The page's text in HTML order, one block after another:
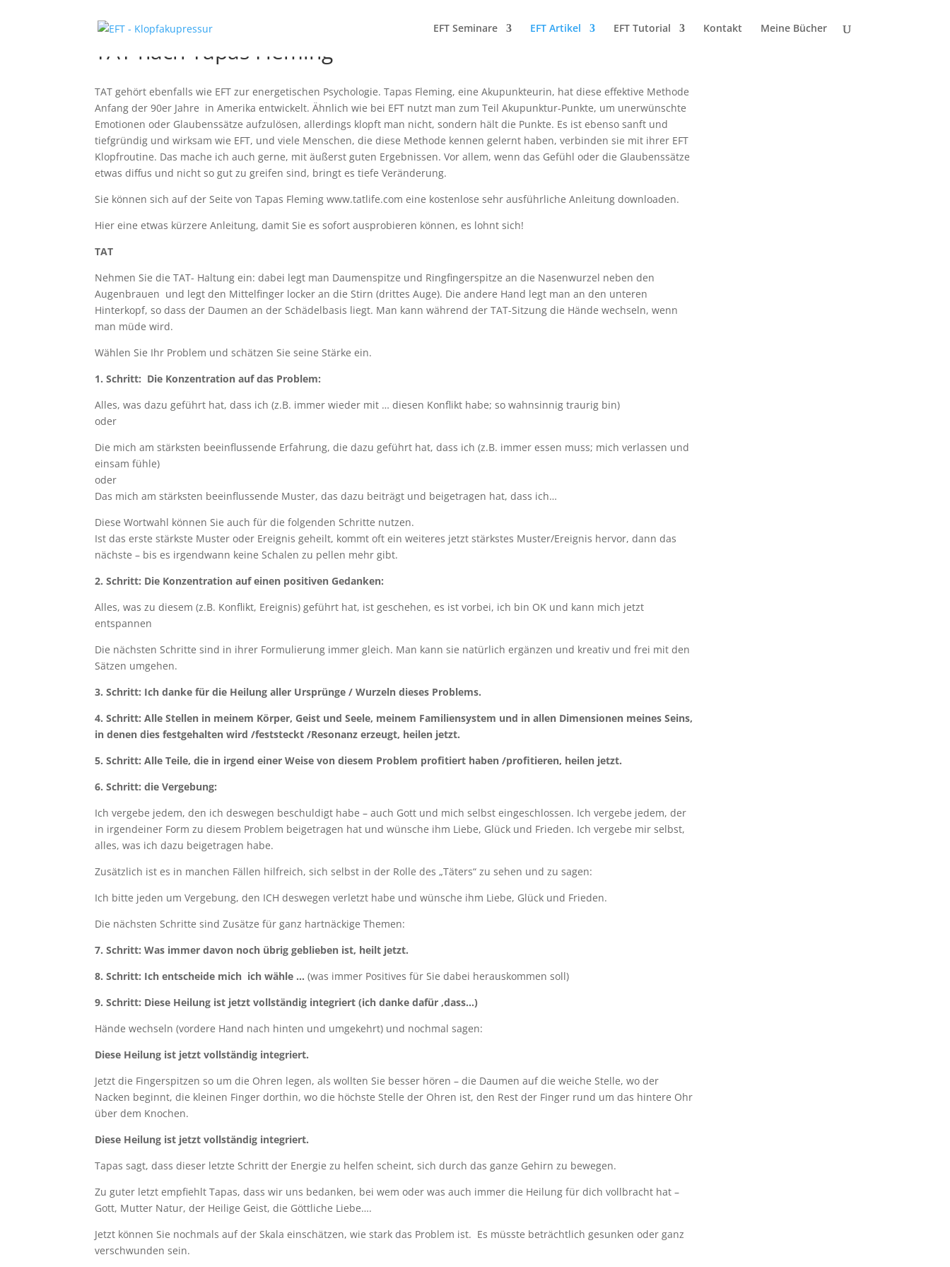
EFT Seminare EFT Artikel EFT Tutorial Kontakt Meine Bücher
TAT nach Tapas Fleming
TAT gehört ebenfalls wie EFT zur energetischen Psychologie. Tapas Fleming, eine Akupunkteurin, hat diese effektive Methode
Anfang der 90er Jahre in Amerika entwickelt. Ähnlich wie bei EFT nutzt man zum Teil Akupunktur-Punkte, um unerwünschte
Emotionen oder Glaubenssätze aufzulösen, allerdings klopft man nicht, sondern hält die Punkte. Es ist ebenso sanft und
tiefgründig und wirksam wie EFT, und viele Menschen, die diese Methode kennen gelernt haben, verbinden sie mit ihrer EFT
Klopfroutine. Das mache ich auch gerne, mit äußerst guten Ergebnissen. Vor allem, wenn das Gefühl oder die Glaubenssätze
etwas diffus und nicht so gut zu greifen sind, bringt es tiefe Veränderung.
Sie können sich auf der Seite von Tapas Fleming www.tatlife.com eine kostenlose sehr ausführliche Anleitung downloaden.
Hier eine etwas kürzere Anleitung, damit Sie es sofort ausprobieren können, es lohnt sich!
TAT
Nehmen Sie die TAT- Haltung ein: dabei legt man Daumenspitze und Ringfingerspitze an die Nasenwurzel neben den
Augenbrauen und legt den Mittelfinger locker an die Stirn (drittes Auge). Die andere Hand legt man an den unteren
Hinterkopf, so dass der Daumen an der Schädelbasis liegt. Man kann während der TAT-Sitzung die Hände wechseln, wenn
man müde wird.
Wählen Sie Ihr Problem und schätzen Sie seine Stärke ein.
1. Schritt: Die Konzentration auf das Problem:
Alles, was dazu geführt hat, dass ich (z.B. immer wieder mit … diesen Konflikt habe; so wahnsinnig traurig bin)
oder
Die mich am stärksten beeinflussende Erfahrung, die dazu geführt hat, dass ich (z.B. immer essen muss; mich verlassen und
einsam fühle)
oder
Das mich am stärksten beeinflussende Muster, das dazu beiträgt und beigetragen hat, dass ich…
Diese Wortwahl können Sie auch für die folgenden Schritte nutzen.
Ist das erste stärkste Muster oder Ereignis geheilt, kommt oft ein weiteres jetzt stärkstes Muster/Ereignis hervor, dann das
nächste – bis es irgendwann keine Schalen zu pellen mehr gibt.
2. Schritt: Die Konzentration auf einen positiven Gedanken:
Alles, was zu diesem (z.B. Konflikt, Ereignis) geführt hat, ist geschehen, es ist vorbei, ich bin OK und kann mich jetzt
entspannen
Die nächsten Schritte sind in ihrer Formulierung immer gleich. Man kann sie natürlich ergänzen und kreativ und frei mit den
Sätzen umgehen.
3. Schritt: Ich danke für die Heilung aller Ursprünge / Wurzeln dieses Problems.
4. Schritt: Alle Stellen in meinem Körper, Geist und Seele, meinem Familiensystem und in allen Dimensionen meines Seins,
in denen dies festgehalten wird /feststeckt /Resonanz erzeugt, heilen jetzt.
5. Schritt: Alle Teile, die in irgend einer Weise von diesem Problem profitiert haben /profitieren, heilen jetzt.
6. Schritt: die Vergebung:
Ich vergebe jedem, den ich deswegen beschuldigt habe – auch Gott und mich selbst eingeschlossen. Ich vergebe jedem, der
in irgendeiner Form zu diesem Problem beigetragen hat und wünsche ihm Liebe, Glück und Frieden. Ich vergebe mir selbst,
alles, was ich dazu beigetragen habe.
Zusätzlich ist es in manchen Fällen hilfreich, sich selbst in der Rolle des „Täters“ zu sehen und zu sagen:
Ich bitte jeden um Vergebung, den ICH deswegen verletzt habe und wünsche ihm Liebe, Glück und Frieden.
Die nächsten Schritte sind Zusätze für ganz hartnäckige Themen:
7. Schritt: Was immer davon noch übrig geblieben ist, heilt jetzt.
8. Schritt: Ich entscheide mich ich wähle … (was immer Positives für Sie dabei herauskommen soll)
9. Schritt: Diese Heilung ist jetzt vollständig integriert (ich danke dafür ,dass…)
Hände wechseln (vordere Hand nach hinten und umgekehrt) und nochmal sagen:
Diese Heilung ist jetzt vollständig integriert.
Jetzt die Fingerspitzen so um die Ohren legen, als wollten Sie besser hören – die Daumen auf die weiche Stelle, wo der
Nacken beginnt, die kleinen Finger dorthin, wo die höchste Stelle der Ohren ist, den Rest der Finger rund um das hintere Ohr
über dem Knochen.
Diese Heilung ist jetzt vollständig integriert.
Tapas sagt, dass dieser letzte Schritt der Energie zu helfen scheint, sich durch das ganze Gehirn zu bewegen.
Zu guter letzt empfiehlt Tapas, dass wir uns bedanken, bei wem oder was auch immer die Heilung für dich vollbracht hat –
Gott, Mutter Natur, der Heilige Geist, die Göttliche Liebe….
Jetzt können Sie nochmals auf der Skala einschätzen, wie stark das Problem ist. Es müsste beträchtlich gesunken oder ganz
verschwunden sein.